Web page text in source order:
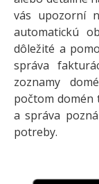
vás upozorní
automatickú
dôležité a
správa
zoznamy
počtom domén
a správa
potreby.